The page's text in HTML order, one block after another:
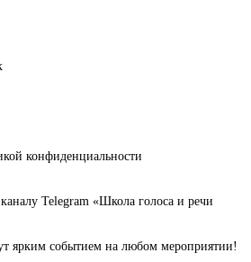
конфиденциальности
Telegram «Школа голоса и речи
ярким событием на любом мероприятии!